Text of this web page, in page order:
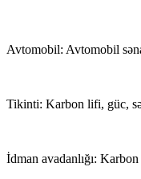
Avtomobil: Avtomobil
Tikinti: Karbon lifi, güc,
İdman avadanlığı: